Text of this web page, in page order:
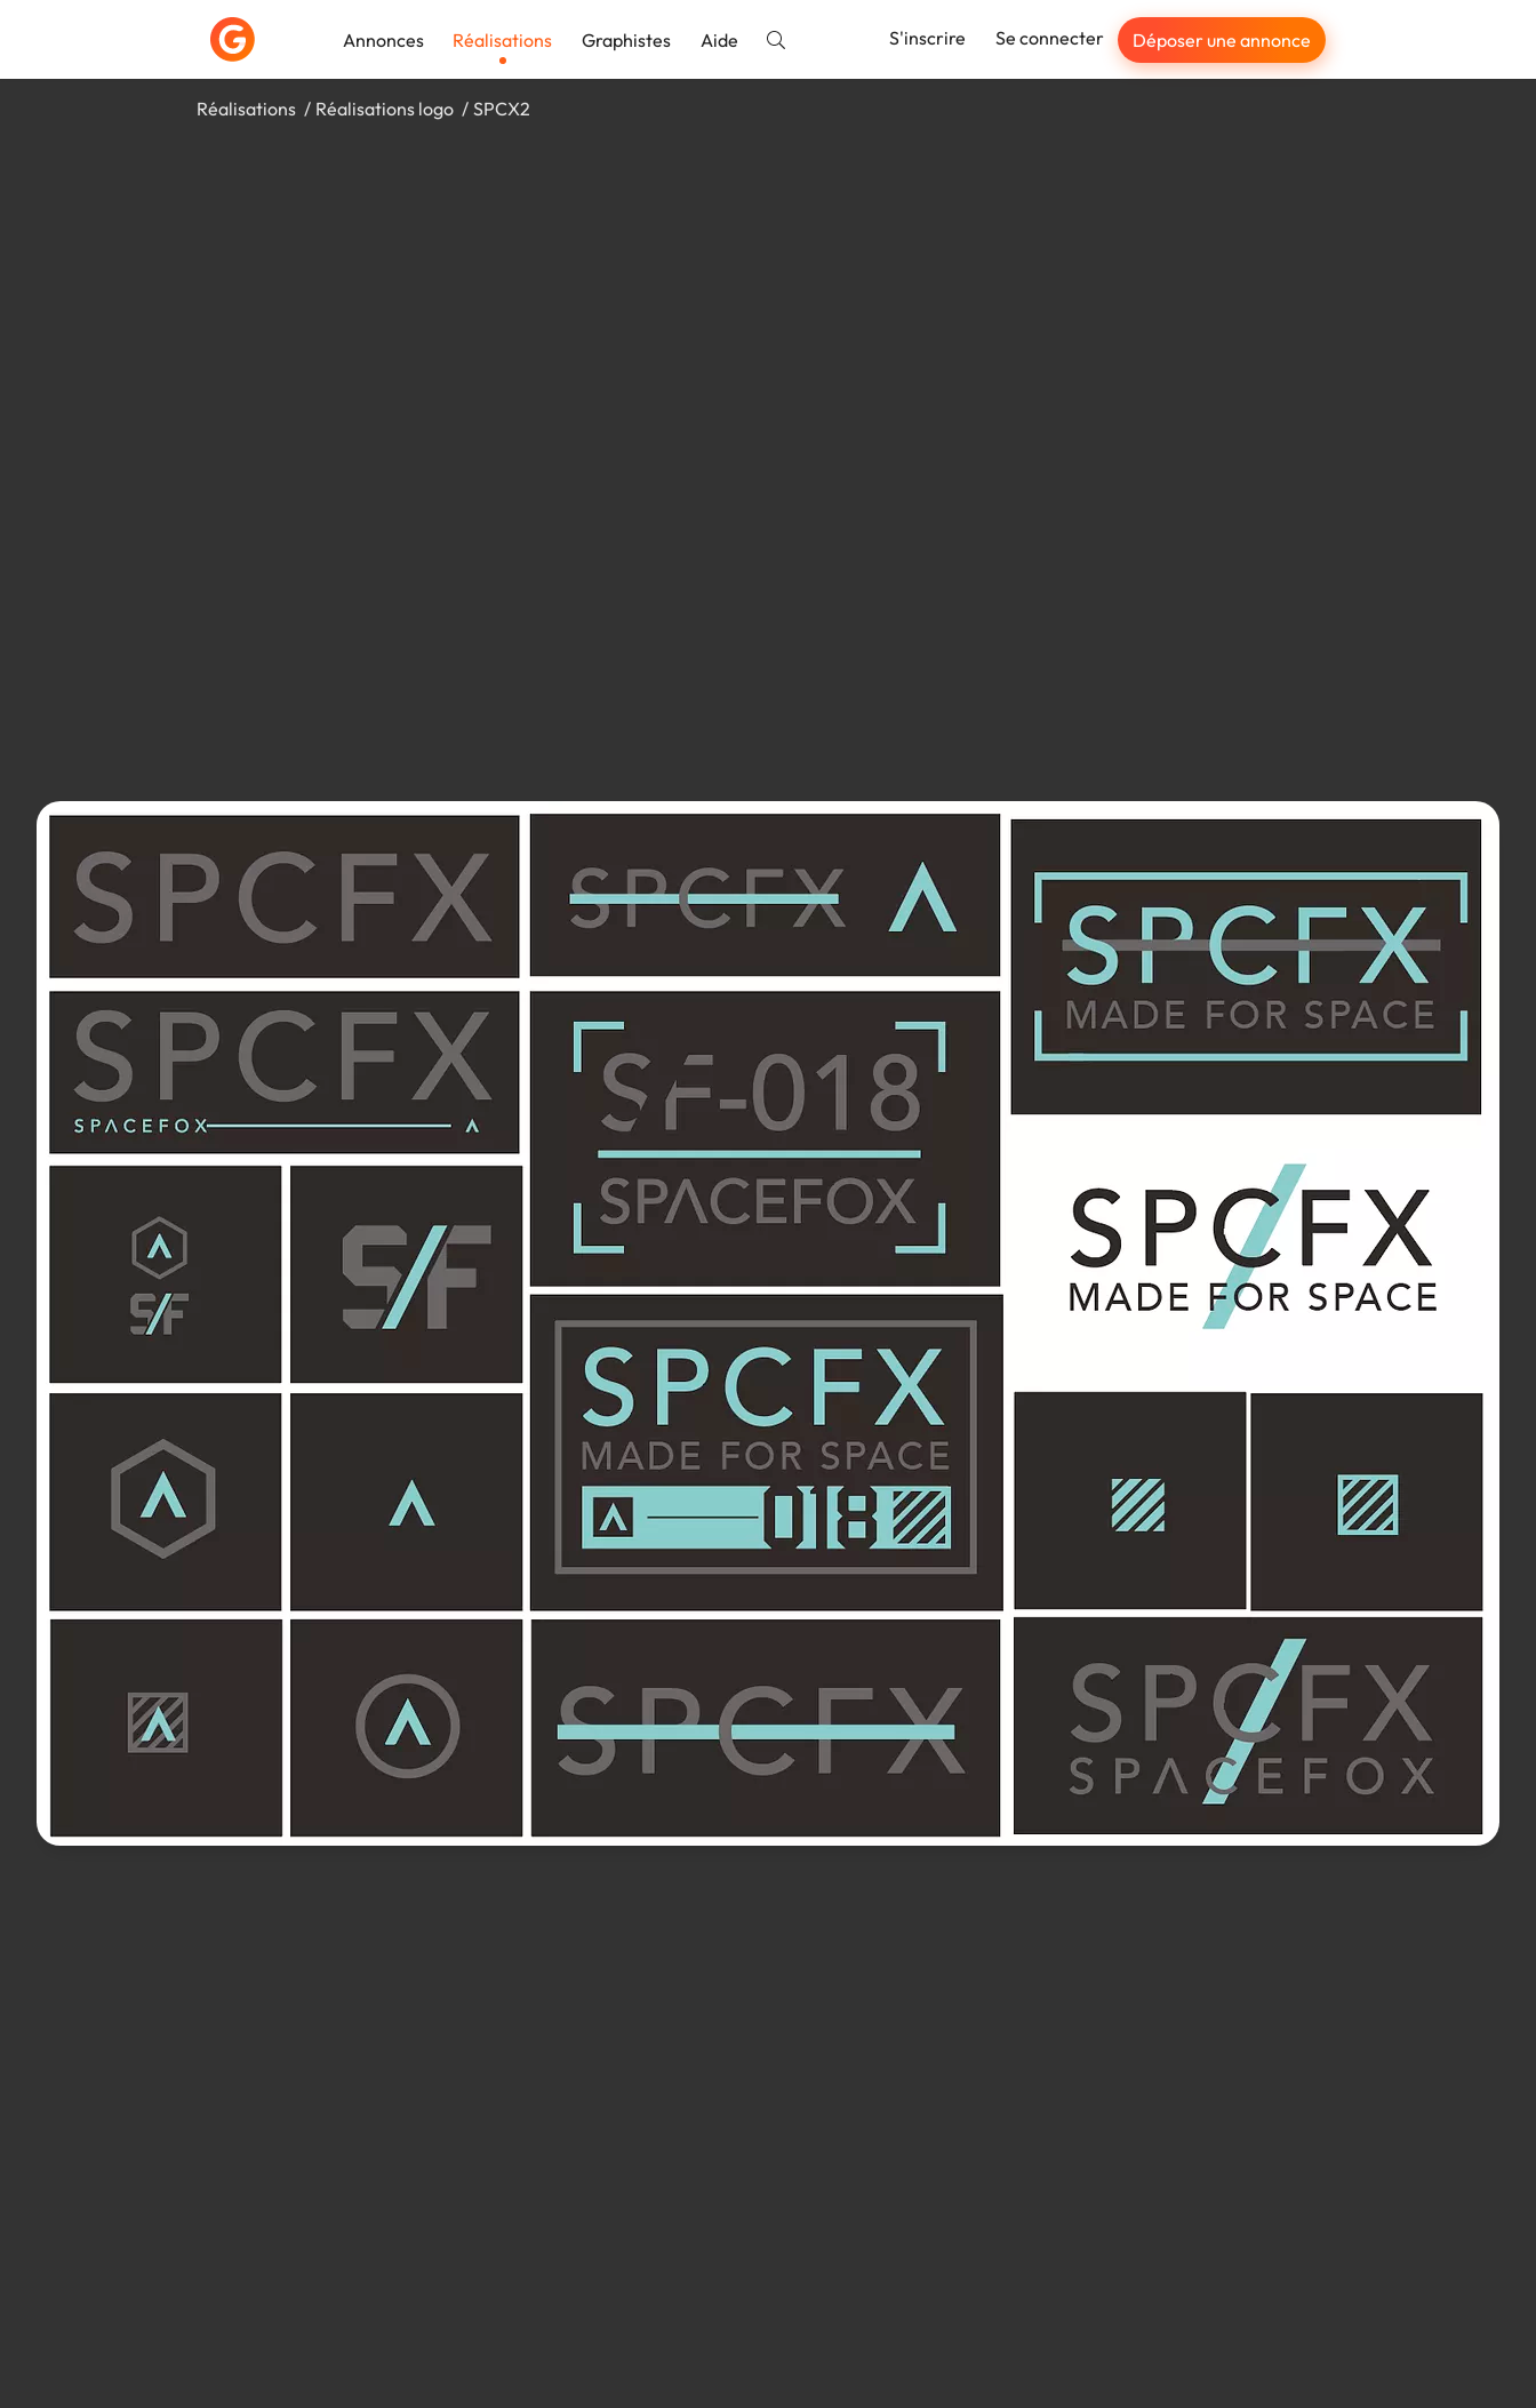
Annonces Réalisations Graphistes Aide S'inscrire Se connecter Déposer une annonce
Réalisations Réalisations logo SPCX2